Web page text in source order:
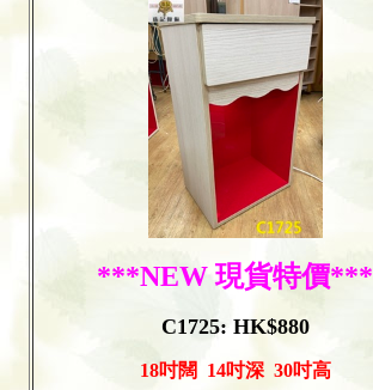
***NEW 現貨特價***
C1725: HK$880
18吋闊 14吋深 30吋高